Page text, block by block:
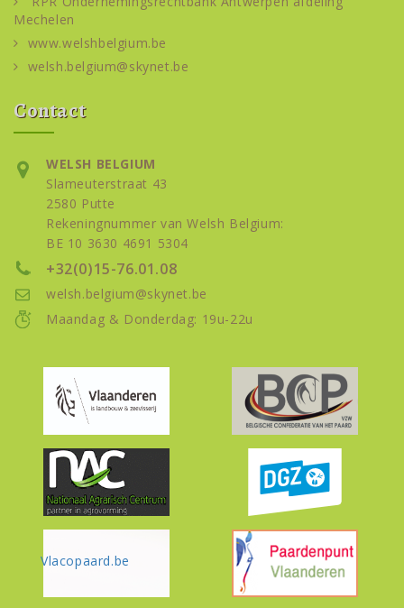
Mechelen
www.welshbelgium.be
welsh.belgium@skynet.be
Contact
WELSH BELGIUM
Slameuterstraat 43
2580 Putte
Rekeningnummer van Welsh Belgium:
BE 10 3630 4691 5304
+32(0)15-76.01.08
welsh.belgium@skynet.be
Maandag & Donderdag: 19u-22u
Vlacopaard.be